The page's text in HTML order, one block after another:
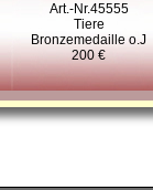
Art.-Nr.45555
Tiere
Bronzemedaille o.J
200 €